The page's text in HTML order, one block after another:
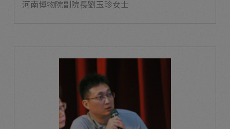
河南博物院副院長劉玉珍女士